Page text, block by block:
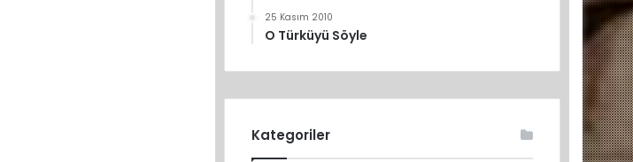
25 Kasım 2010
O Türküyü Söyle
Kategoriler